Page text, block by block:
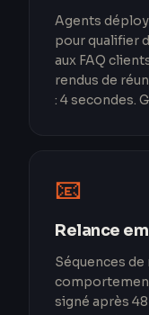
Agents
pour qualifier
aux FAQ
rendus de
: 4 secondes.
📧
Relance
Séquences
signé après